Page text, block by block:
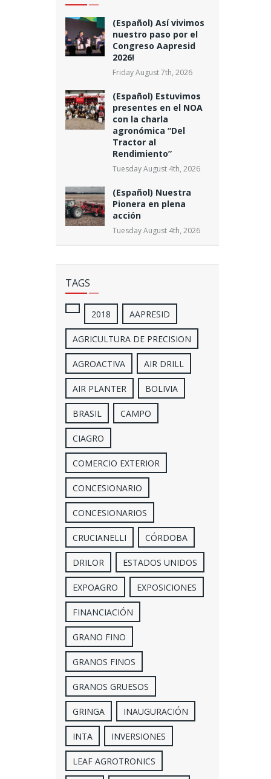
(Español) Así vivimos
nuestro paso por el
Congreso Aapresid
2026!
Friday August 7th, 2026
(Español) Estuvimos
presentes en el NOA
con la charla
agronómica “Del
Tractor al
Rendimiento”
Tuesday August 4th, 2026
(Español) Nuestra
Pionera en plena
acción
Tuesday August 4th, 2026
TAGS
2018 AAPRESID
AGRICULTURA DE PRECISION
AGROACTIVA AIR DRILL
AIR PLANTER BOLIVIA
BRASIL CAMPO
CIAGRO
COMERCIO EXTERIOR
CONCESIONARIO
CONCESIONARIOS
CRUCIANELLI CÓRDOBA
DRILOR ESTADOS UNIDOS
EXPOAGRO EXPOSICIONES
FINANCIACIÓN
GRANO FINO
GRANOS FINOS
GRANOS GRUESOS
GRINGA INAUGURACIÓN
INTA INVERSIONES
LEAF AGROTRONICS